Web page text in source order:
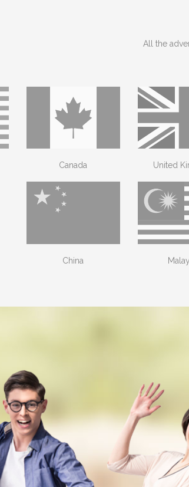
All the
Canada United
China